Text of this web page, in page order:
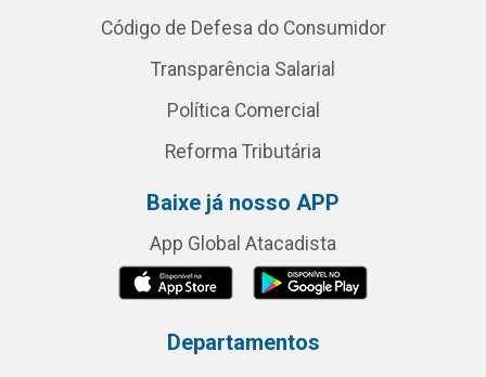
Código de Defesa do Consumidor
Transparência Salarial
Política Comercial
Reforma Tributária
Baixe já nosso APP
App Global Atacadista
Departamentos